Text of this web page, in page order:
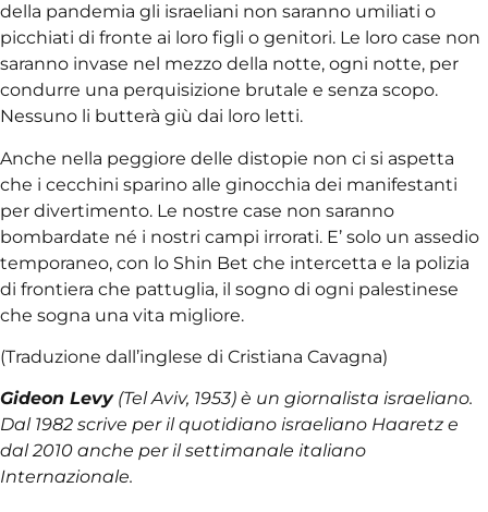
della pandemia gli israeliani non saranno umiliati o
picchiati di fronte ai loro figli o genitori. Le loro case non
saranno invase nel mezzo della notte, ogni notte, per
condurre una perquisizione brutale e senza scopo.
Nessuno li butterà giù dai loro letti.
Anche nella peggiore delle distopie non ci si aspetta
che i cecchini sparino alle ginocchia dei manifestanti
per divertimento. Le nostre case non saranno
bombardate né i nostri campi irrorati. E’ solo un assedio
temporaneo, con lo Shin Bet che intercetta e la polizia
di frontiera che pattuglia, il sogno di ogni palestinese
che sogna una vita migliore.
(Traduzione dall’inglese di Cristiana Cavagna)
Gideon Levy(Tel Aviv, 1953) è un giornalista israeliano.
Dal 1982 scrive per il quotidiano israeliano Haaretz e
dal 2010 anche per il settimanale italiano
Internazionale.